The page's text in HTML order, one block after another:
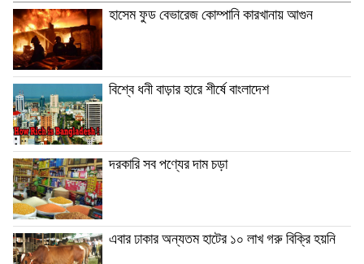
হাসেম ফুড বেভারেজ কোম্পানি কারখানায় আগুন
বিশ্বে ধনী বাড়ার হারে শীর্ষে বাংলাদেশ
দরকারি সব পণ্যের দাম চড়া
এবার ঢাকার অন্যতম হাটের ১০ লাখ গরু বিক্রি হয়নি